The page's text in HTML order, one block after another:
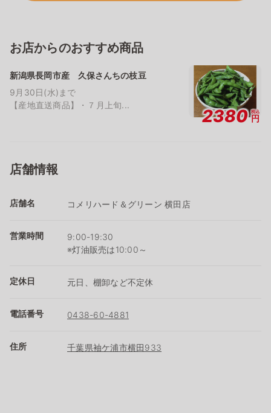
お店からのおすすめ商品
新潟県長岡市産 久保さんちの枝豆
9月30日(水)まで
【産地直送商品】・７月上旬...
2380 税込
円
店舗情報
店舗名 コメリハード＆グリーン 横田店
営業時間
9:00-19:30
※灯油販売は10:00～
定休日 元日、棚卸など不定休
電話番号 0438-60-4881
住所 千葉県袖ケ浦市横田933